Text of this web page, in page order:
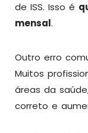
de ISS. Isso é
mensal.
Outro erro
Muitos
áreas da
correto e